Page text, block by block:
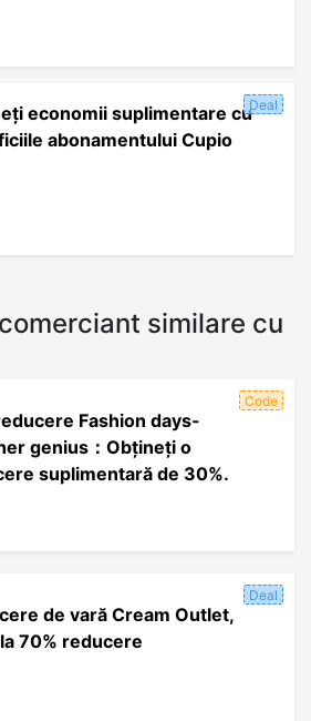
Deal
economii suplimentare cu
abonamentului Cupio
similare cu
Code
Fashion days-
genius：Obțineți o
suplimentară de 30%.
Deal
de vară Cream Outlet,
70% reducere